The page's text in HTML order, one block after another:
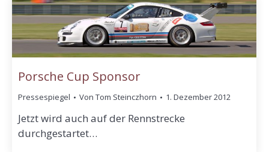
Porsche Cup Sponsor
Pressespiegel Von Tom Steinczhorn 1. Dezember 2012
Jetzt wird auch auf der Rennstrecke
durchgestartet…